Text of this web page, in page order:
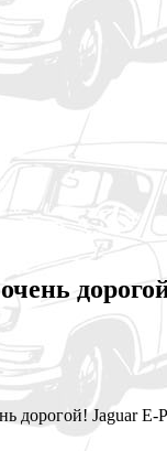
дорогой! Jaguar E-